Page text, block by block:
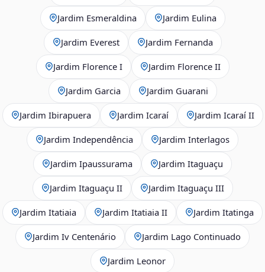
Jardim Esmeraldina Jardim Eulina
Jardim Everest Jardim Fernanda
Jardim Florence I Jardim Florence II
Jardim Garcia Jardim Guarani
Jardim Ibirapuera Jardim Icaraí Jardim Icaraí II
Jardim Independência Jardim Interlagos
Jardim Ipaussurama Jardim Itaguaçu
Jardim Itaguaçu II Jardim Itaguaçu III
Jardim Itatiaia Jardim Itatiaia II Jardim Itatinga
Jardim Iv Centenário Jardim Lago Continuado
Jardim Leonor